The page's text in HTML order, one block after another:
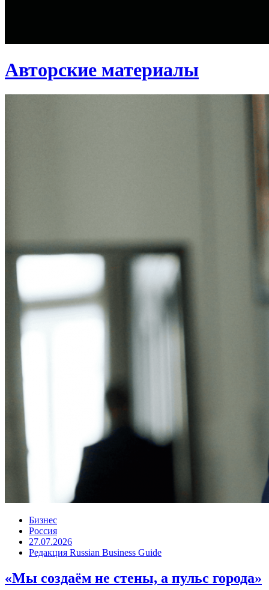
Авторские материалы
Бизнес
Россия
27.07.2026
Редакция Russian Business Guide
«Мы создаём не стены, а пульс города»